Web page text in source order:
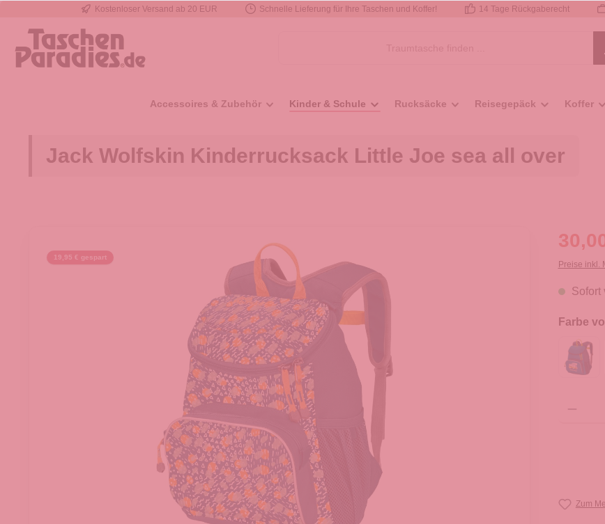
Zur Hauptnavigation springen
Kostenloser Versand ab 20 EUR Schnelle Lieferung für Ihre Taschen und Koffer! 14 Tage Rückgaberecht
Accessoires & Zubehör Kinder & Schule Rucksäcke Reisegepäck Koffer
Jack Wolfskin Kinderrucksack Little Joe sea all over
19,95 € gespart
Preise inkl.
Sofort
Farbe
Zum